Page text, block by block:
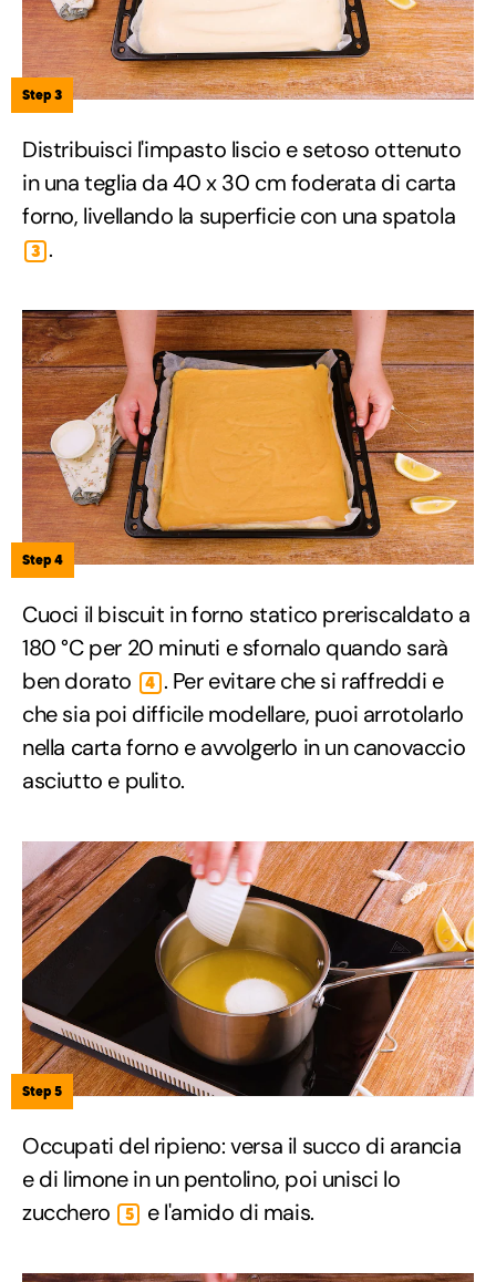
Step 3
Distribuisci l'impasto liscio e setoso ottenuto
in una teglia da 40 x 30 cm foderata di carta
forno, livellando la superficie con una spatola
3 .
Step 4
Cuoci il biscuit in forno statico preriscaldato a
180 °C per 20 minuti e sfornalo quando sarà
ben dorato
4 . Per evitare che si raffreddi e
che sia poi difficile modellare, puoi arrotolarlo
nella carta forno e avvolgerlo in un canovaccio
asciutto e pulito.
Step 5
Occupati del ripieno: versa il succo di arancia
e di limone in un pentolino, poi unisci lo
zucchero
5 e l'amido di mais.